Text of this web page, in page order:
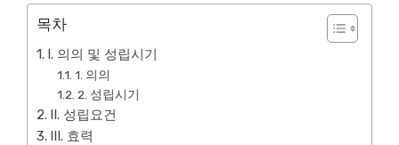
목차
I. 의의 및 성립시기
1. 의의
2. 성립시기
II. 성립요건
III. 효력